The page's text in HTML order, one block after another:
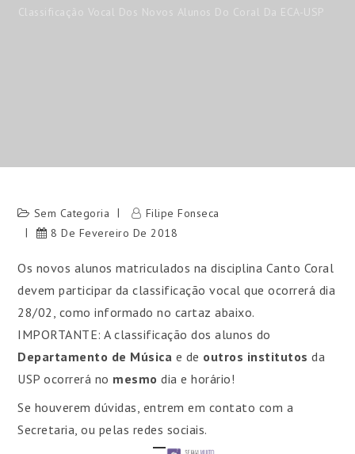
Classificação Vocal Dos Novos Alunos Do Coral Da ECA-USP
Sem Categoria
Filipe Fonseca
8 De Fevereiro De 2018
Os novos alunos matriculados na disciplina Canto Coral
devem participar da classificação vocal que ocorrerá dia
28/02, como informado no cartaz abaixo.
IMPORTANTE: A classificação dos alunos do
Departamento de Música e de outros institutos da
USP ocorrerá no mesmo dia e horário!
Se houverem dúvidas, entrem em contato com a
Secretaria, ou pelas redes sociais.